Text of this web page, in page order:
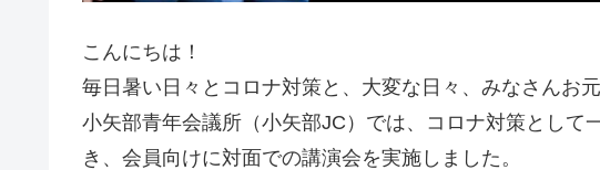
こんにちは！
毎日暑い日々とコロナ対策と、大変な日々、みなさんお元
小矢部青年会議所（小矢部JC）では、コロナ対策として
き、会員向けに対面での講演会を実施しました。